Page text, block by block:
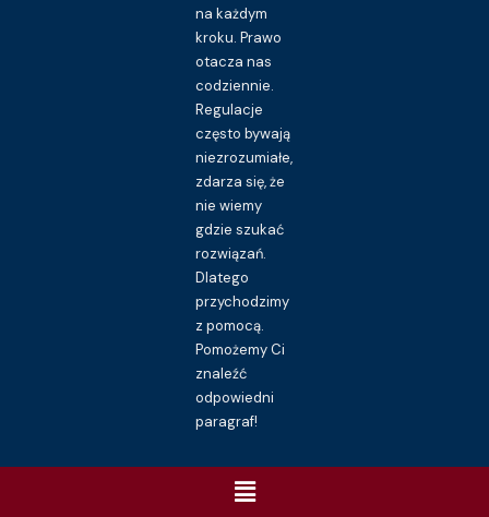
na każdym
kroku. Prawo
otacza nas
codziennie.
Regulacje
często bywają
niezrozumiałe,
zdarza się, że
nie wiemy
gdzie szukać
rozwiązań.
Dlatego
przychodzimy
z pomocą.
Pomożemy Ci
znaleźć
odpowiedni
paragraf!
Menu